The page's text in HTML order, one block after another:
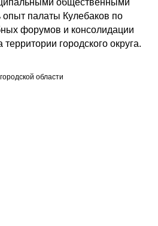
общественными
опыт палаты Кулебаков по
форумов и консолидации
городского округа.
области